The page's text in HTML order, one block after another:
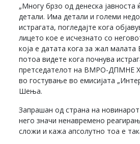
„Многу брзо од денеска јавноста
детали. Има детали и големи
истрагата, погледајте кога
лицето кое е исчезнато со
која е датата кога за жал
потоа видете кога почнува
претседателот на ВМРО-ДПМНЕ
во гостување во емисијата
Шења.
Запрашан од страна на
него значи ненавремено
сложи и кажа апсолутно тоа е